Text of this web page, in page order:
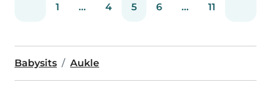
1 ... 4 5 6 ... 11
Babysits Aukle